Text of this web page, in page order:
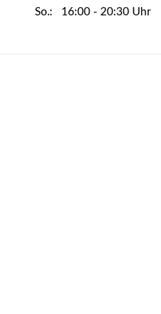
So.: 16:00 - 20:30 Uhr